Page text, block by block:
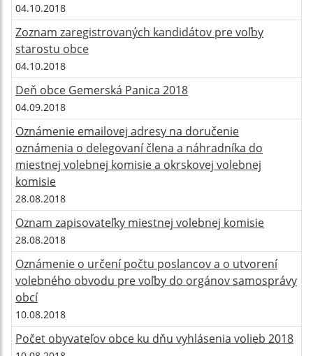
04.10.2018
Zoznam zaregistrovaných kandidátov pre voľby
starostu obce
04.10.2018
Deň obce Gemerská Panica 2018
04.09.2018
Oznámenie emailovej adresy na doručenie
oznámenia o delegovaní člena a náhradníka do
miestnej volebnej komisie a okrskovej volebnej
komisie
28.08.2018
Oznam zapisovateľky miestnej volebnej komisie
28.08.2018
Oznámenie o určení počtu poslancov a o utvorení
volebného obvodu pre voľby do orgánov samosprávy
obcí
10.08.2018
Počet obyvateľov obce ku dňu vyhlásenia volieb 2018